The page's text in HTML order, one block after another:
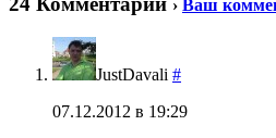
› Ваш
JustDavali #
07.12.2012 в 19:29